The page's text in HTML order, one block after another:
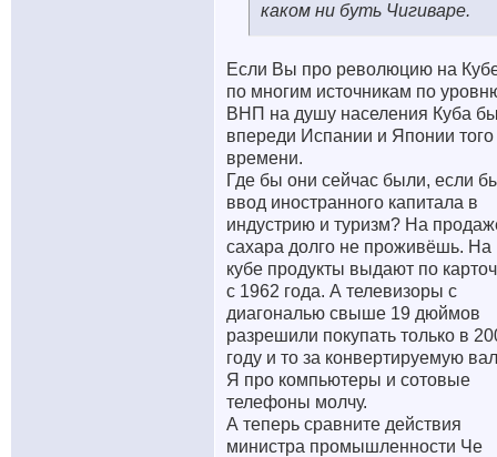
каком ни буть Чигиваре.
Если Вы про революцию на
по многим источникам по
ВНП на душу населения Куба
впереди Испании и Японии того
времени.
Где бы они сейчас были, если
ввод иностранного капитала в
индустрию и туризм? На
сахара долго не проживёшь. На
кубе продукты выдают по
с 1962 года. А телевизоры с
диагональю свыше 19 дюймов
разрешили покупать только в
году и то за конвертируемую
Я про компьютеры и сотовые
телефоны молчу.
А теперь сравните действия
министра промышленности Че